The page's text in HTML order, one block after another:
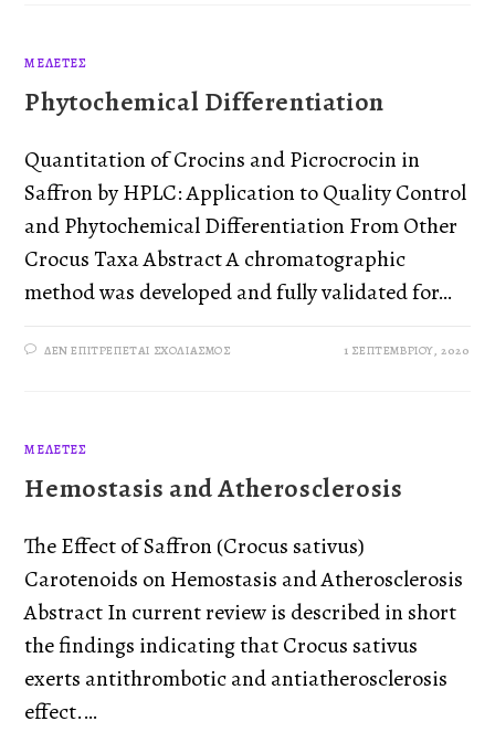
ΜΕΛΈΤΕΣ
Phytochemical Differentiation
Quantitation of Crocins and Picrocrocin in
Saffron by HPLC: Application to Quality Control
and Phytochemical Differentiation From Other
Crocus Taxa Abstract A chromatographic
method was developed and fully validated for…
ΔΕΝ ΕΠΙΤΡΈΠΕΤΑΙ ΣΧΟΛΙΑΣΜΌΣ 1 ΣΕΠΤΕΜΒΡΊΟΥ, 2020
ΜΕΛΈΤΕΣ
Hemostasis and Atherosclerosis
The Effect of Saffron (Crocus sativus)
Carotenoids on Hemostasis and Atherosclerosis
Abstract In current review is described in short
the findings indicating that Crocus sativus
exerts antithrombotic and antiatherosclerosis
effect.…